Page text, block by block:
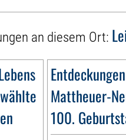
an diesem Ort:
Mattheuer-
100.